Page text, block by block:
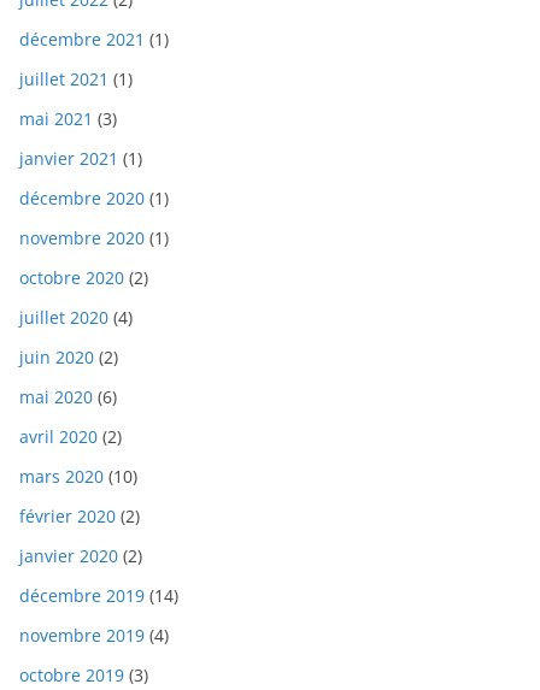
décembre 2021 (1)
juillet 2021 (1)
mai 2021 (3)
janvier 2021 (1)
décembre 2020 (1)
novembre 2020 (1)
octobre 2020 (2)
juillet 2020 (4)
juin 2020 (2)
mai 2020 (6)
avril 2020 (2)
mars 2020 (10)
février 2020 (2)
janvier 2020 (2)
décembre 2019 (14)
novembre 2019 (4)
octobre 2019 (3)